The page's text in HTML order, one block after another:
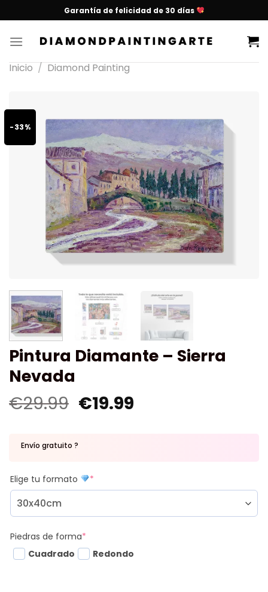
Garantía de felicidad de 30 días
Inicio / Diamond Painting
-33%
Pintura Diamante – Sierra
Nevada
€29.99 €19.99
Envío gratuito ?
Elige tu formato *
Piedras de forma*
Cuadrado
Redondo